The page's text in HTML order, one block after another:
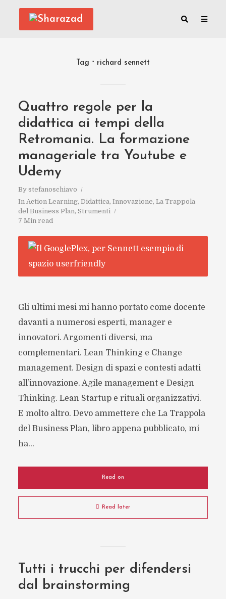
Tag richard sennett
Quattro regole per la
didattica ai tempi della
Retromania. La formazione
manageriale tra Youtube e
Udemy
By stefanoschiavo
In Action Learning, Didattica, Innovazione, La Trappola
del Business Plan, Strumenti
7 Min read
Gli ultimi mesi mi hanno portato come docente
davanti a numerosi esperti, manager e
innovatori. Argomenti diversi, ma
complementari. Lean Thinking e Change
management. Design di spazi e contesti adatti
all’innovazione. Agile management e Design
Thinking. Lean Startup e rituali organizzativi.
E molto altro. Devo ammettere che La Trappola
del Business Plan, libro appena pubblicato, mi
ha...
Read on
Read later
Tutti i trucchi per difendersi
dal brainstorming